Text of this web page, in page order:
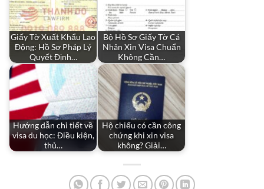
Giấy Tờ Xuất Khẩu Lao
Động: Hồ Sơ Pháp Lý
Quyết Định…
Bộ Hồ Sơ Giấy Tờ Cá
Nhân Xin Visa Chuẩn
Không Cần…
Hướng dẫn chi tiết về
visa du học: Điều kiện,
thủ…
Hộ chiếu có cần công
chứng khi xin visa
không? Giải…